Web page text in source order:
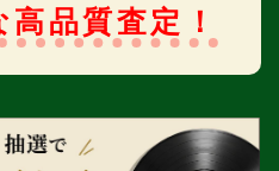
品質査定！